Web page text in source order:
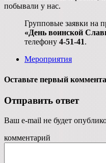
побывали у нас.
Групповые заявки на
«День воинской
телефону 4-51-41.
Мероприятия
Оставьте первый
Отправить ответ
Ваш e-mail не будет
комментарий